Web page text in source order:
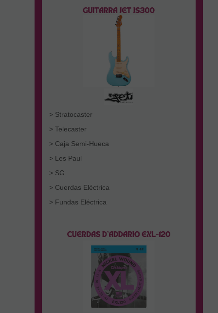
> Stratocaster
> Telecaster
> Caja Semi-Hueca
> Les Paul
> SG
> Cuerdas Eléctrica
> Fundas Eléctrica